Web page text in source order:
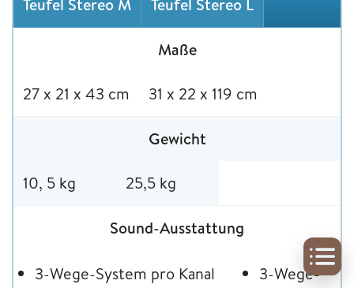
Maße
27 x 21 x 43 cm 31 x 22 x 119 cm
Gewicht
10, 5 kg 25,5 kg
Sound-Ausstattung
3-Wege-System pro Kanal
3-Wege-